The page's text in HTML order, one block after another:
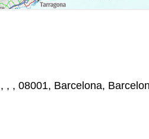
, , 08001, Barcelona,